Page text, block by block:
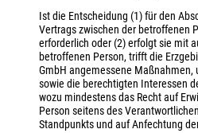
Ist die Entscheidung (1) für den
Vertrags zwischen der betroffenen
erforderlich oder (2) erfolgt sie mit
betroffenen Person, trifft die
GmbH angemessene Maßnahmen,
sowie die berechtigten Interessen
wozu mindestens das Recht auf
Person seitens des
Standpunkts und auf Anfechtung